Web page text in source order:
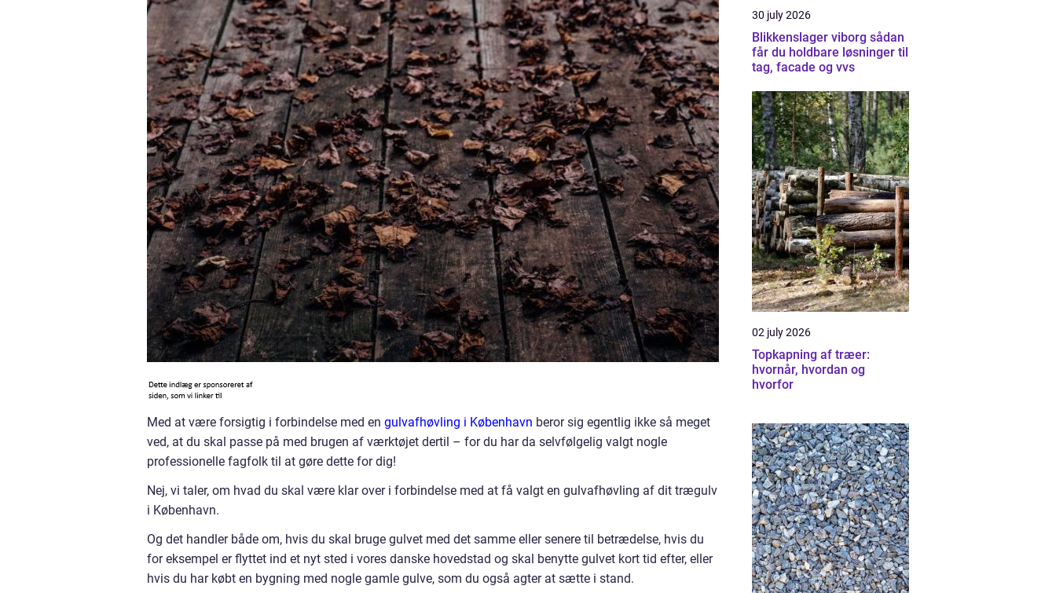
Med at være forsigtig i forbindelse med en gulvafhøvling i København beror sig egentlig ikke så meget
ved, at du skal passe på med brugen af værktøjet dertil – for du har da selvfølgelig valgt nogle
professionelle fagfolk til at gøre dette for dig!
Nej, vi taler, om hvad du skal være klar over i forbindelse med at få valgt en gulvafhøvling af dit trægulv
i København.
Og det handler både om, hvis du skal bruge gulvet med det samme eller senere til betrædelse, hvis du
for eksempel er flyttet ind et nyt sted i vores danske hovedstad og skal benytte gulvet kort tid efter, eller
hvis du har købt en bygning med nogle gamle gulve, som du også agter at sætte i stand.
30 july 2026
Blikkenslager viborg sådan
får du holdbare løsninger til
tag, facade og vvs
02 july 2026
Topkapning af træer:
hvornår, hvordan og
hvorfor